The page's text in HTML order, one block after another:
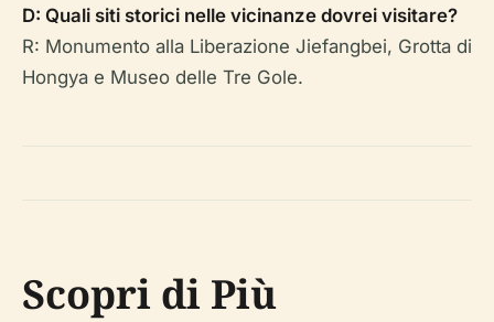
D: Quali siti storici nelle vicinanze dovrei visitare?
R: Monumento alla Liberazione Jiefangbei, Grotta di
Hongya e Museo delle Tre Gole.
Scopri di Più